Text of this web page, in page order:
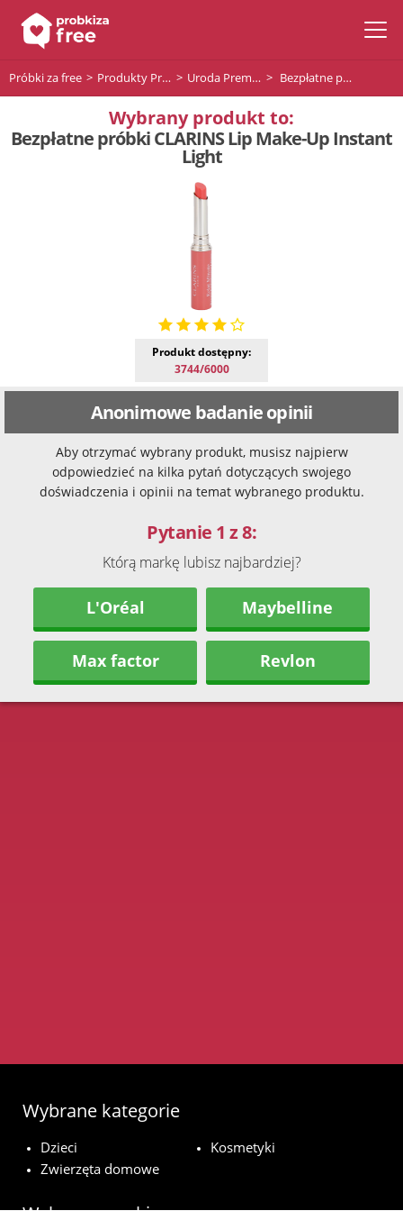
Próbki za free Produkty Premium Uroda Premium Bezpłatne próbki CLARINS Lip Make-Up Instant Light
Wybrany produkt to:
Bezpłatne próbki CLARINS Lip Make-Up Instant
Light
Produkt dostępny:
3744/6000
Anonimowe badanie opinii
Aby otrzymać wybrany produkt, musisz najpierw
odpowiedzieć na kilka pytań dotyczących swojego
doświadczenia i opinii na temat wybranego produktu.
Pytanie 1 z 8:
Którą markę lubisz najbardziej?
L'Oréal Maybelline
Max factor Revlon
Wybrane kategorie
Dzieci
Kosmetyki
Zwierzęta domowe